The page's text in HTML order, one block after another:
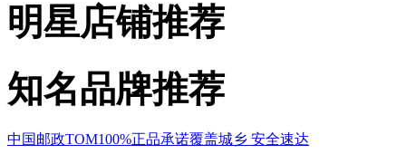
明星店铺推荐
知名品牌推荐
中国邮政TOM100%正品承诺覆盖城乡 安全速达